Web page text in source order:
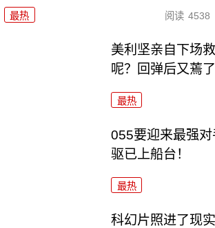
最热 阅读 4538
美利坚亲自下场
呢？回弹后又蔫了
最热
055要迎来最强
驱已上船台！
最热
科幻片照进了现